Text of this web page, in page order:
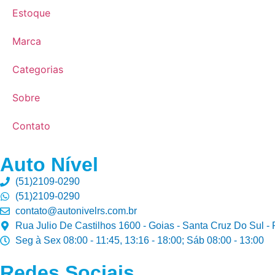
Estoque
Marca
Categorias
Sobre
Contato
Auto Nível
(51)2109-0290
(51)2109-0290
contato@autonivelrs.com.br
Rua Julio De Castilhos 1600 - Goias - Santa Cruz Do Sul -
Seg à Sex 08:00 - 11:45, 13:16 - 18:00; Sáb 08:00 - 13:00